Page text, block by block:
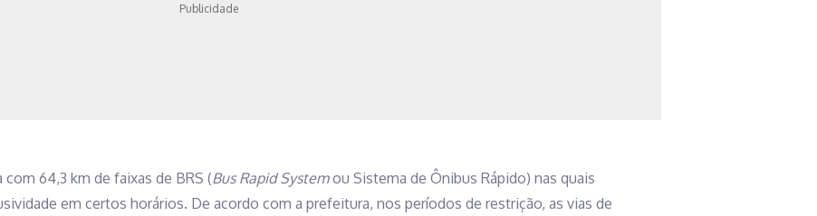
Publicidade
64,3 km de faixas de BRS (Bus Rapid Systemou Sistema de Ônibus Rápido) nas quais
em certos horários. De acordo com a prefeitura, nos períodos de restrição, as vias de